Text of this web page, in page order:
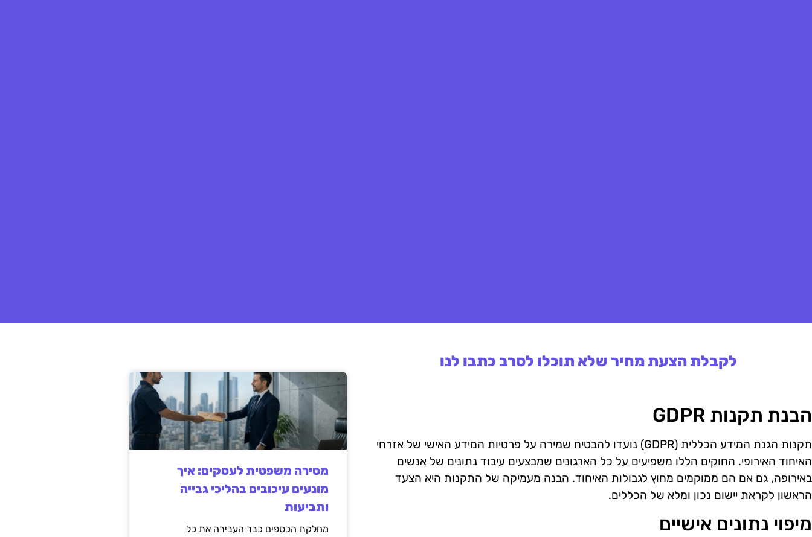
לקבלת הצעת מחיר שלא תוכלו לסרב כתבו לנו
הבנת תקנות GDPR
תקנות הגנת המידע הכללית (GDPR) נועדו להבטיח שמירה על פרטיות המידע האישי של אזרחי
האיחוד האירופי. החוקים הללו משפיעים על כל הארגונים שמבצעים עיבוד נתונים של אנשים
באירופה, גם אם הם ממוקמים מחוץ לגבולות האיחוד. הבנה מעמיקה של התקנות היא הצעד
הראשון לקראת יישום נכון ומלא של הכללים.
מיפוי נתונים אישיים
מסירה משפטית לעסקים: איך
מונעים עיכובים בהליכי גבייה
ותביעות
מחלקת הכספים כבר העבירה את כל